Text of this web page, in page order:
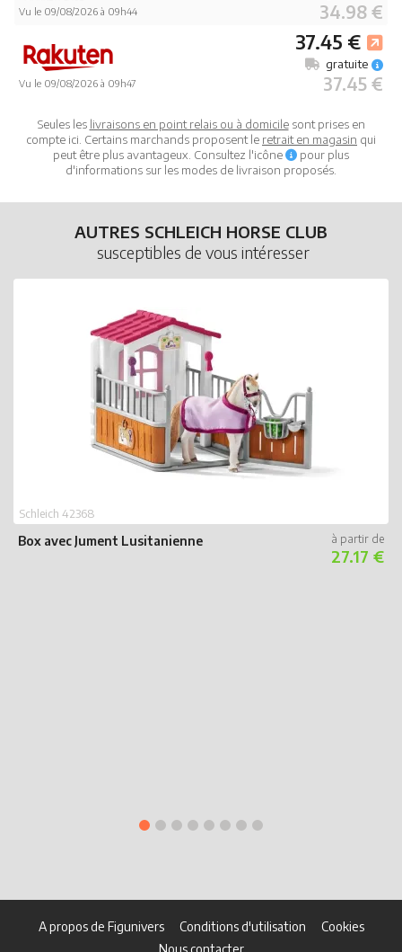
Vu le 09/08/2026 à 09h44 34.98 €
Vu le 09/08/2026 à 09h47
37.45 €
37.45 €
gratuite
Seules les livraisons en point relais ou à domicilesont prises en
compte ici. Certains marchands proposent le retrait en magasin qui
peut être plus avantageux. Consultez l'icône
pour plus
d'informations sur les modes de livraison proposés.
AUTRES SCHLEICH HORSE CLUB
susceptibles de vous intéresser
Box avec Jument Lusitanienne
Schleich 42368
27.17 €
A propos de Figunivers Conditions d'utilisation
Cookies
Nous contacter